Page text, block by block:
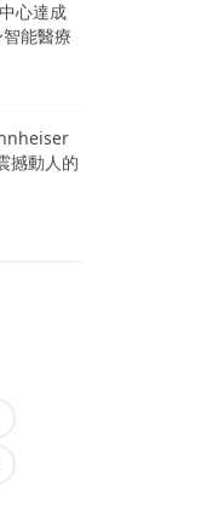
心達成
能醫療
撼動人的